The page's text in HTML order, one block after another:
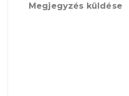
Megjegyzés küldése